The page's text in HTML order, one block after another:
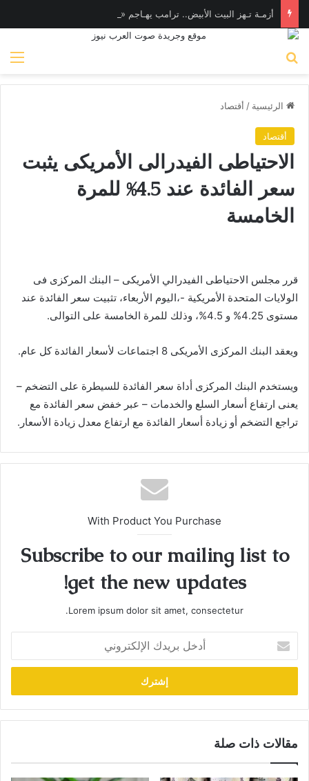
الرئيسية / أقتصاد
أقتصاد
الاحتياطى الفيدرالى الأمريكى يثبت
سعر الفائدة عند 4.5% للمرة
الخامسة
قرر مجلس الاحتياطى الفيدرالي الأمريكى – البنك المركزى فى
الولايات المتحدة الأمريكية -،اليوم الأربعاء، تثبيت سعر الفائدة عند
مستوى 4.25% و 4.5%، وذلك للمرة الخامسة على التوالى.
ويعقد البنك المركزى الأمريكى 8 اجتماعات لأسعار الفائدة كل عام.
ويستخدم البنك المركزى أداة سعر الفائدة للسيطرة على التضخم –
يعنى ارتفاع أسعار السلع والخدمات – عبر خفض سعر الفائدة مع
تراجع التضخم أو زيادة أسعار الفائدة مع ارتفاع معدل زيادة الأسعار.
With Product You Purchase
Subscribe to our mailing list to
get the new updates!
Lorem ipsum dolor sit amet, consectetur.
بريدك
الإلكتروني
مقالات ذات صلة